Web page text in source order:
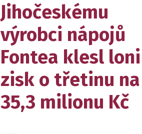
Jihočeskému
výrobci nápojů
Fontea klesl loni
zisk o třetinu na
35,3 milionu Kč